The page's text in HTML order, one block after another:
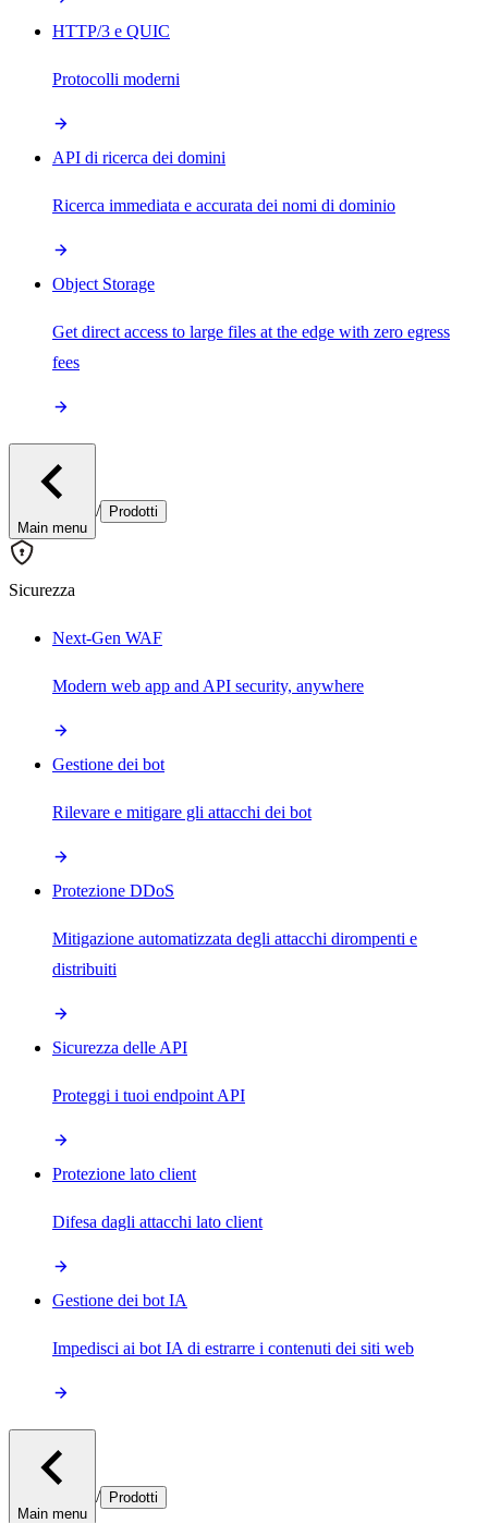
HTTP/3 e QUIC
Protocolli moderni
API di ricerca dei domini
Ricerca immediata e accurata dei nomi di dominio
Object Storage
Get direct access to large files at the edge with zero egress
fees
Main menu
/ Prodotti
Sicurezza
Next-Gen WAF
Modern web app and API security, anywhere
Gestione dei bot
Rilevare e mitigare gli attacchi dei bot
Protezione DDoS
Mitigazione automatizzata degli attacchi dirompenti e
distribuiti
Sicurezza delle API
Proteggi i tuoi endpoint API
Protezione lato client
Difesa dagli attacchi lato client
Gestione dei bot IA
Impedisci ai bot IA di estrarre i contenuti dei siti web
Main menu
/ Prodotti